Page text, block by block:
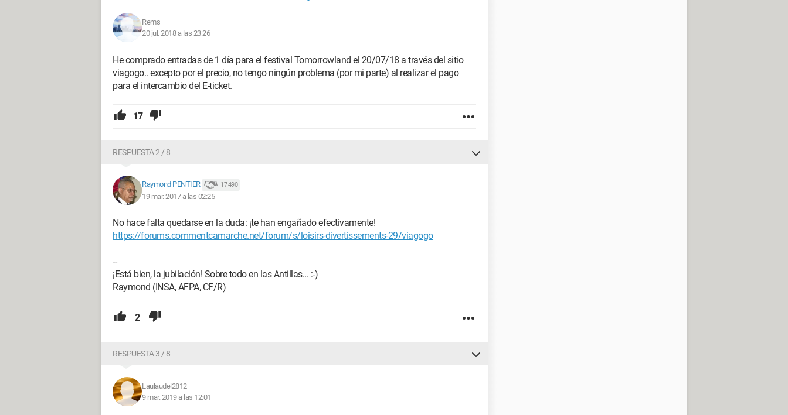
Rems
20 jul. 2018 a las 23:26
He comprado entradas de 1 día para el festival Tomorrowland el 20/07/18 a través del sitio
viagogo.. excepto por el precio, no tengo ningún problema (por mi parte) al realizar el pago
para el intercambio del E-ticket.
17
RESPUESTA 2 / 8
Raymond PENTIER 17 490
19 mar. 2017 a las 02:25
No hace falta quedarse en la duda: ¡te han engañado efectivamente!
https://forums.commentcamarche.net/forum/s/loisirs-divertissements-29/viagogo
--
¡Está bien, la jubilación! Sobre todo en las Antillas... :-)
Raymond (INSA, AFPA, CF/R)
2
RESPUESTA 3 / 8
Laulaudel2812
9 mar. 2019 a las 12:01